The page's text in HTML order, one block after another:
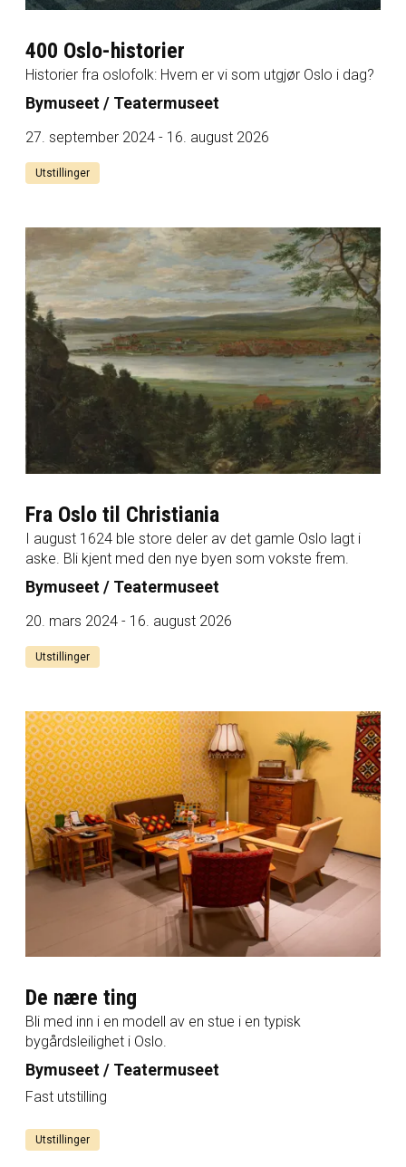
400 Oslo-historier
Historier fra oslofolk: Hvem er vi som utgjør Oslo i dag?
Bymuseet / Teatermuseet
27. september 2024 - 16. august 2026
Utstillinger
Fra Oslo til Christiania
I august 1624 ble store deler av det gamle Oslo lagt i
aske. Bli kjent med den nye byen som vokste frem.
Bymuseet / Teatermuseet
20. mars 2024 - 16. august 2026
Utstillinger
De nære ting
Bli med inn i en modell av en stue i en typisk
bygårdsleilighet i Oslo.
Bymuseet / Teatermuseet
Fast utstilling
Utstillinger